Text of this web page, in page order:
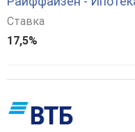
Ставка
17,5%